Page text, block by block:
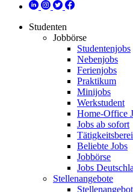
Studenten
Jobbörse
Studentenjobs
Nebenjobs
Ferienjobs
Praktikum
Minijobs
Werkstudent
Home-Office
Jobs ab sofort
Beliebte Jobs
Jobbörse
Jobs
Stellenangebote